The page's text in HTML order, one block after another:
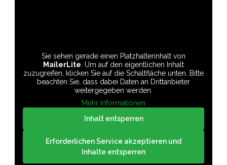
Sie sehen gerade einen Platzhalterinhalt von
MailerLite . Um auf den eigentlichen Inhalt
zuzugreifen, klicken Sie auf die Schaltfläche unten. Bitte
beachten Sie, dass dabei Daten an Drittanbieter
weitergegeben werden.
Mehr Informationen
Inhalt entsperren
Erforderlichen Service akzeptieren und
Inhalte entsperren